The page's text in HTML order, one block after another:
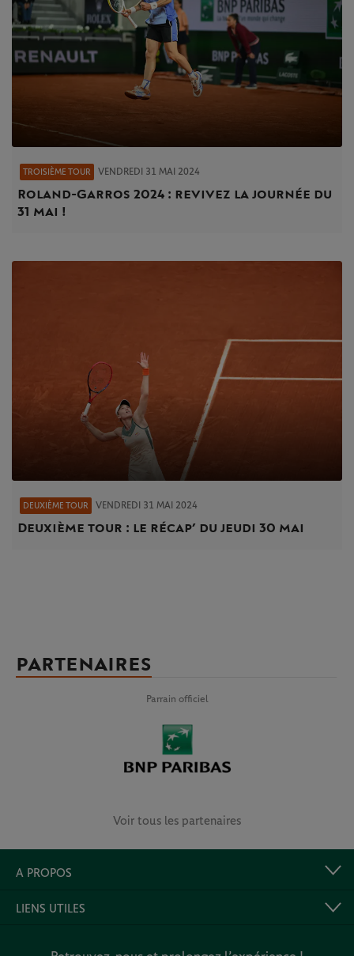
TROISIÈME TOUR VENDREDI 31 MAI 2024
Roland-Garros 2024 : revivez la journée du
31 mai !
DEUXIÈME TOUR VENDREDI 31 MAI 2024
Deuxième tour : le récap’ du jeudi 30 mai
PARTENAIRES
Parrain officiel
Voir tous les partenaires
A PROPOS
LIENS UTILES